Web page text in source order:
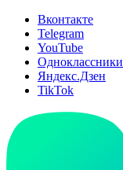
Вконтакте
Telegram
YouTube
Одноклассники
Яндекс.Дзен
TikTok